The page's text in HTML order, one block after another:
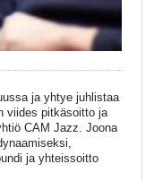
ja yhtye juhlistaa
viides pitkäsoitto ja
CAM Jazz. Joona
ja yhteissoitto